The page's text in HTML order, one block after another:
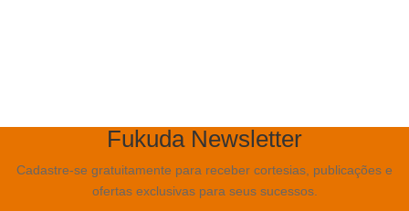
Fukuda Newsletter
Cadastre-se gratuitamente para receber cortesias, publicações e
ofertas exclusivas para seus sucessos.